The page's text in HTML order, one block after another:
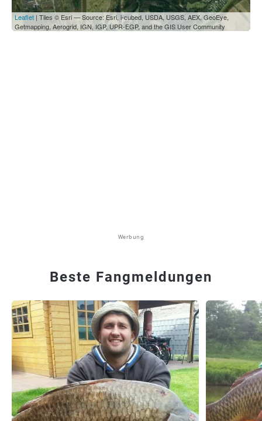
Leaflet | Tiles © Esri — Source: Esri, i-cubed, USDA, USGS, AEX, GeoEye,
Getmapping, Aerogrid, IGN, IGP, UPR-EGP, and the GIS User Community
Werbung
Beste Fangmeldungen